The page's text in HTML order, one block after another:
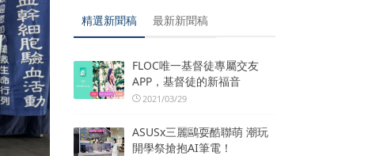
精選新聞稿 最新新聞稿
FLOC唯一基督徒專屬交友
APP，基督徒的新福音
2021/03/29
ASUSx三麗鷗耍酷聯萌 潮玩
開學祭搶抱AI筆電！